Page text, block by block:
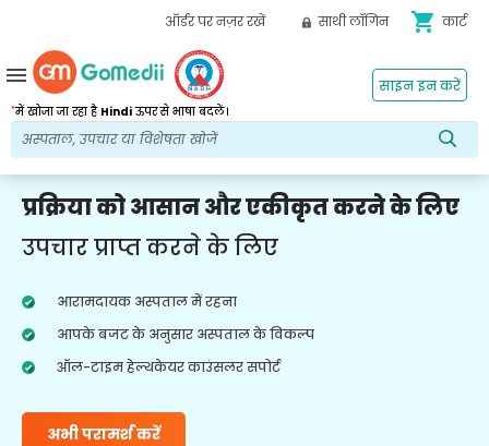
ऑर्डर पर नज़र रखें साथी लॉगिन shopping_cart कार्ट
*में खोजा जा रहा है Hindiऊपर से भाषा बदलें।
साइन इन करें
menu
प्रक्रिया को आसान और एकीकृत करने के लिए
उपचार प्राप्त करने के लिए
आरामदायक अस्पताल में रहना
आपके बजट के अनुसार अस्पताल के विकल्प
ऑल-टाइम हेल्थकेयर काउंसलर सपोर्ट
अभी परामर्श करें